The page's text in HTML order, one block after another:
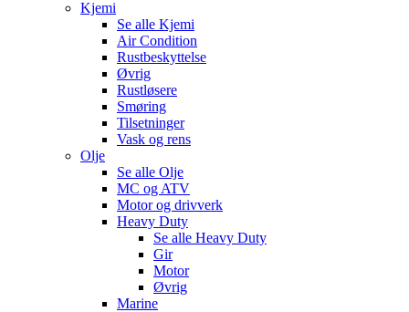
Kjemi
Se alle Kjemi
Air Condition
Rustbeskyttelse
Øvrig
Rustløsere
Smøring
Tilsetninger
Vask og rens
Olje
Se alle Olje
MC og ATV
Motor og drivverk
Heavy Duty
Se alle Heavy Duty
Gir
Motor
Øvrig
Marine